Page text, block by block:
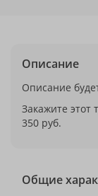
Описание
Описание
Закажите этот
350 руб.
Общие